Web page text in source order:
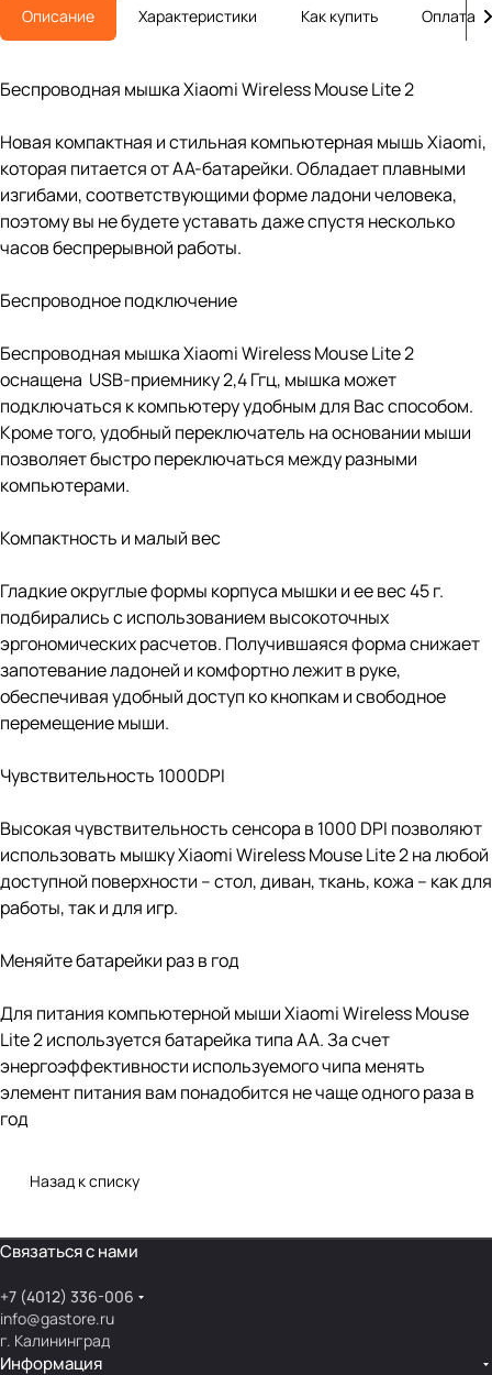
Описание Характеристики Как купить Оплата
Беспроводная мышка Xiaomi Wireless Mouse Lite 2
Новая компактная и стильная компьютерная мышь Xiaomi,
которая питается от АА-батарейки. Обладает плавными
изгибами, соответствующими форме ладони человека,
поэтому вы не будете уставать даже спустя несколько
часов беспрерывной работы.
Беспроводное подключение
Беспроводная мышка Xiaomi Wireless Mouse Lite 2
оснащена USB-приемнику 2,4 Ггц, мышка может
подключаться к компьютеру удобным для Вас способом.
Кроме того, удобный переключатель на основании мыши
позволяет быстро переключаться между разными
компьютерами.
Компактность и малый вес
Гладкие округлые формы корпуса мышки и ее вес 45 г.
подбирались с использованием высокоточных
эргономических расчетов. Получившаяся форма снижает
запотевание ладоней и комфортно лежит в руке,
обеспечивая удобный доступ ко кнопкам и свободное
перемещение мыши.
Чувствительность 1000DPI
Высокая чувствительность сенсора в 1000 DPI позволяют
использовать мышку Xiaomi Wireless Mouse Lite 2 на любой
доступной поверхности – стол, диван, ткань, кожа – как для
работы, так и для игр.
Меняйте батарейки раз в год
Для питания компьютерной мыши Xiaomi Wireless Mouse
Lite 2 используется батарейка типа АА. За счет
энергоэффективности используемого чипа менять
элемент питания вам понадобится не чаще одного раза в
год
Назад к списку
Связаться с нами
+7 (4012) 336-006
info@gastore.ru
г. Калининград
Информация